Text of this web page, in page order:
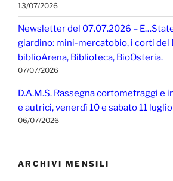
13/07/2026
Newsletter del 07.07.2026 –
giardino: mini-mercatobio, i corti del
biblioArena, Biblioteca, BioOsteria.
07/07/2026
D.A.M.S. Rassegna cortometraggi e
e autrici, venerdì 10 e sabato 11
06/07/2026
ARCHIVI MENSILI